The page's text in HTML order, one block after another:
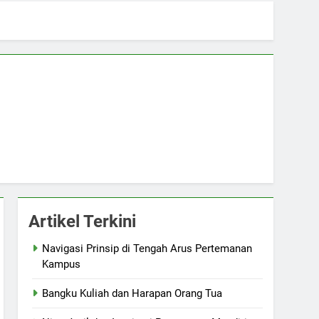
Artikel Terkini
Navigasi Prinsip di Tengah Arus Pertemanan
Kampus
Bangku Kuliah dan Harapan Orang Tua